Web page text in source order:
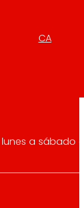
CA
lunes a sábado